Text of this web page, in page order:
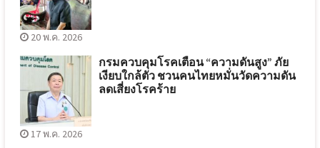
20 พ.ค. 2026
กรมควบคุมโรคเตือน “ความดันสูง” ภัย
เงียบใกล้ตัว ชวนคนไทยหมั่นวัดความดัน
ลดเสี่ยงโรคร้าย
17 พ.ค. 2026